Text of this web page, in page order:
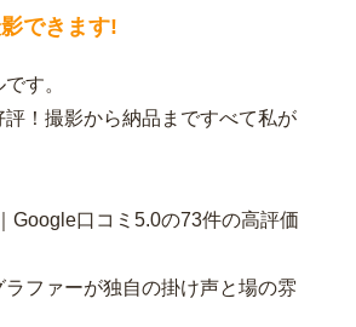
できます!
す。
！撮影から納品まですべて私が
Google口コミ5.0の73件の高評価
ファーが独自の掛け声と場の雰